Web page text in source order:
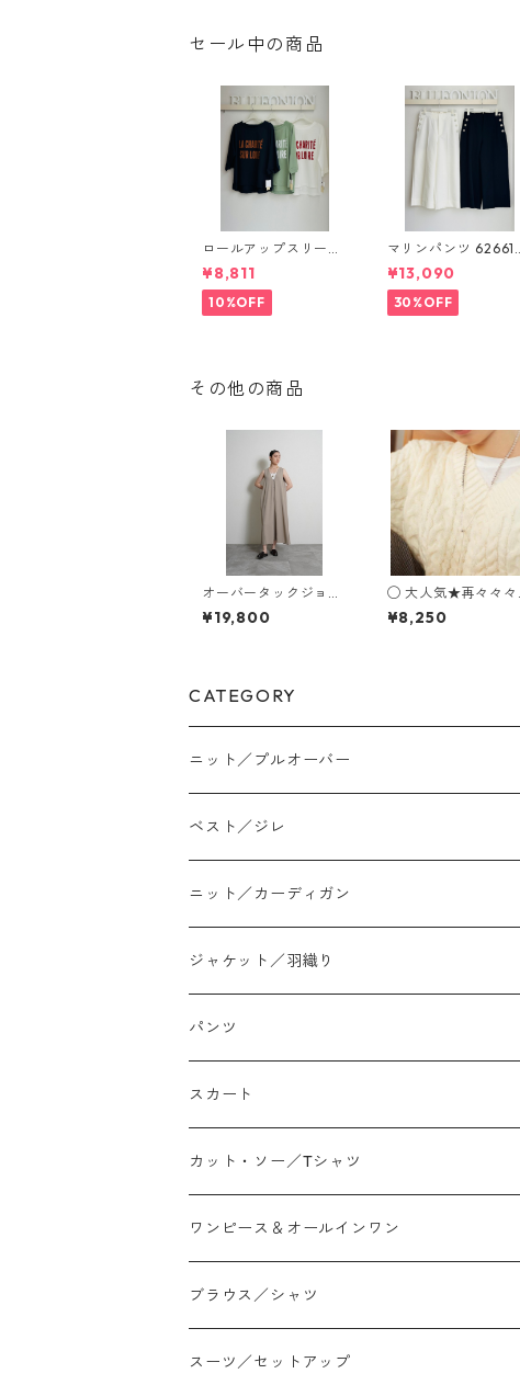
セール中の商品
ロールアップスリーブ
ロゴTシャツ 612 - 857
80 cloche
¥8,811
10%OFF
マリンパンツ 626619
passione
¥13,090
30%OFF
その他の商品
オーバータックジョー
ゼットone-piece （s
et up対応） 604497
¥19,800
◯ 大人気★再々々々再
入荷★ Multiuse Do
t Necklace C4101209
¥8,250
CATEGORY
ニット／プルオーバー
ベスト／ジレ
ニット／カーディガン
ジャケット／羽織り
パンツ
テーパード
ワイド
スリム/スキニー
ジョガー
イージーパンツ/履き込み
スカート
ストレート/タイト
フレア
アシンメトリー/切り替え
プリント柄
カット・ソー／Tシャツ
Tシャツ
ロンtee
ノースリーブ
ワンピース＆オールインワン
ワンピース
ジャンスカ
ブラウス／シャツ
スーツ／セットアップ